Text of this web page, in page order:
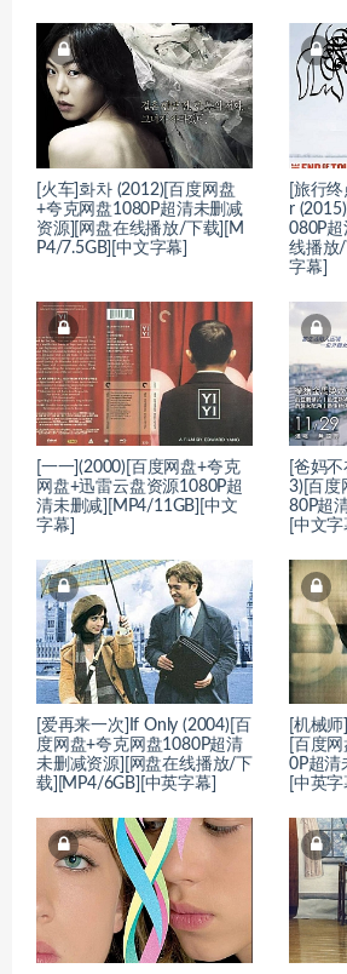
[火车]화차 (2012)[百度网盘
+夸克网盘1080P超清未删减
资源][网盘在线播放/下载][M
P4/7.5GB][中文字幕]
[旅行
r
080P
线播放
字幕]
[一一](2000)[百度网盘+夸克
网盘+迅雷云盘资源1080P超
清未删减][MP4/11GB][中文
字幕]
[爸妈
3)[百度
80P超
[中文字
[爱再来一次]If Only (2004)[百
度网盘+夸克网盘1080P超清
未删减资源][网盘在线播放/下
载][MP4/6GB][中英字幕]
[机械
[百度
0P超清
[中英字